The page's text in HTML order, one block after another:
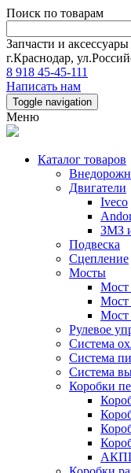
Поиск по товарам
Запчасти и
г.Краснодар,
8 918 45-45-111
Написать нам
Toggle navigation
Меню
Каталог товаров
Двигатели
Iveco
ЗМЗ
Подвеска
Сцепление
Мосты
Мост
Мост
Мост
Рулевое
Система
Система
Система
Коробки